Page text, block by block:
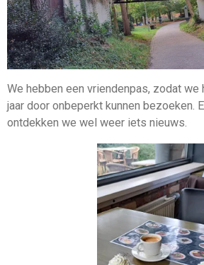
We hebben een vriendenpas, zodat
jaar door onbeperkt kunnen bezoeken.
ontdekken we wel weer iets nieuws.